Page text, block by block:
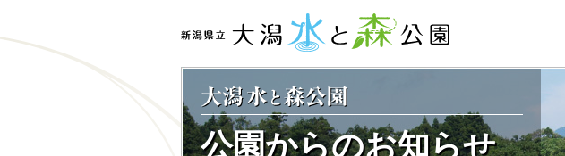
公園からのお知らせ